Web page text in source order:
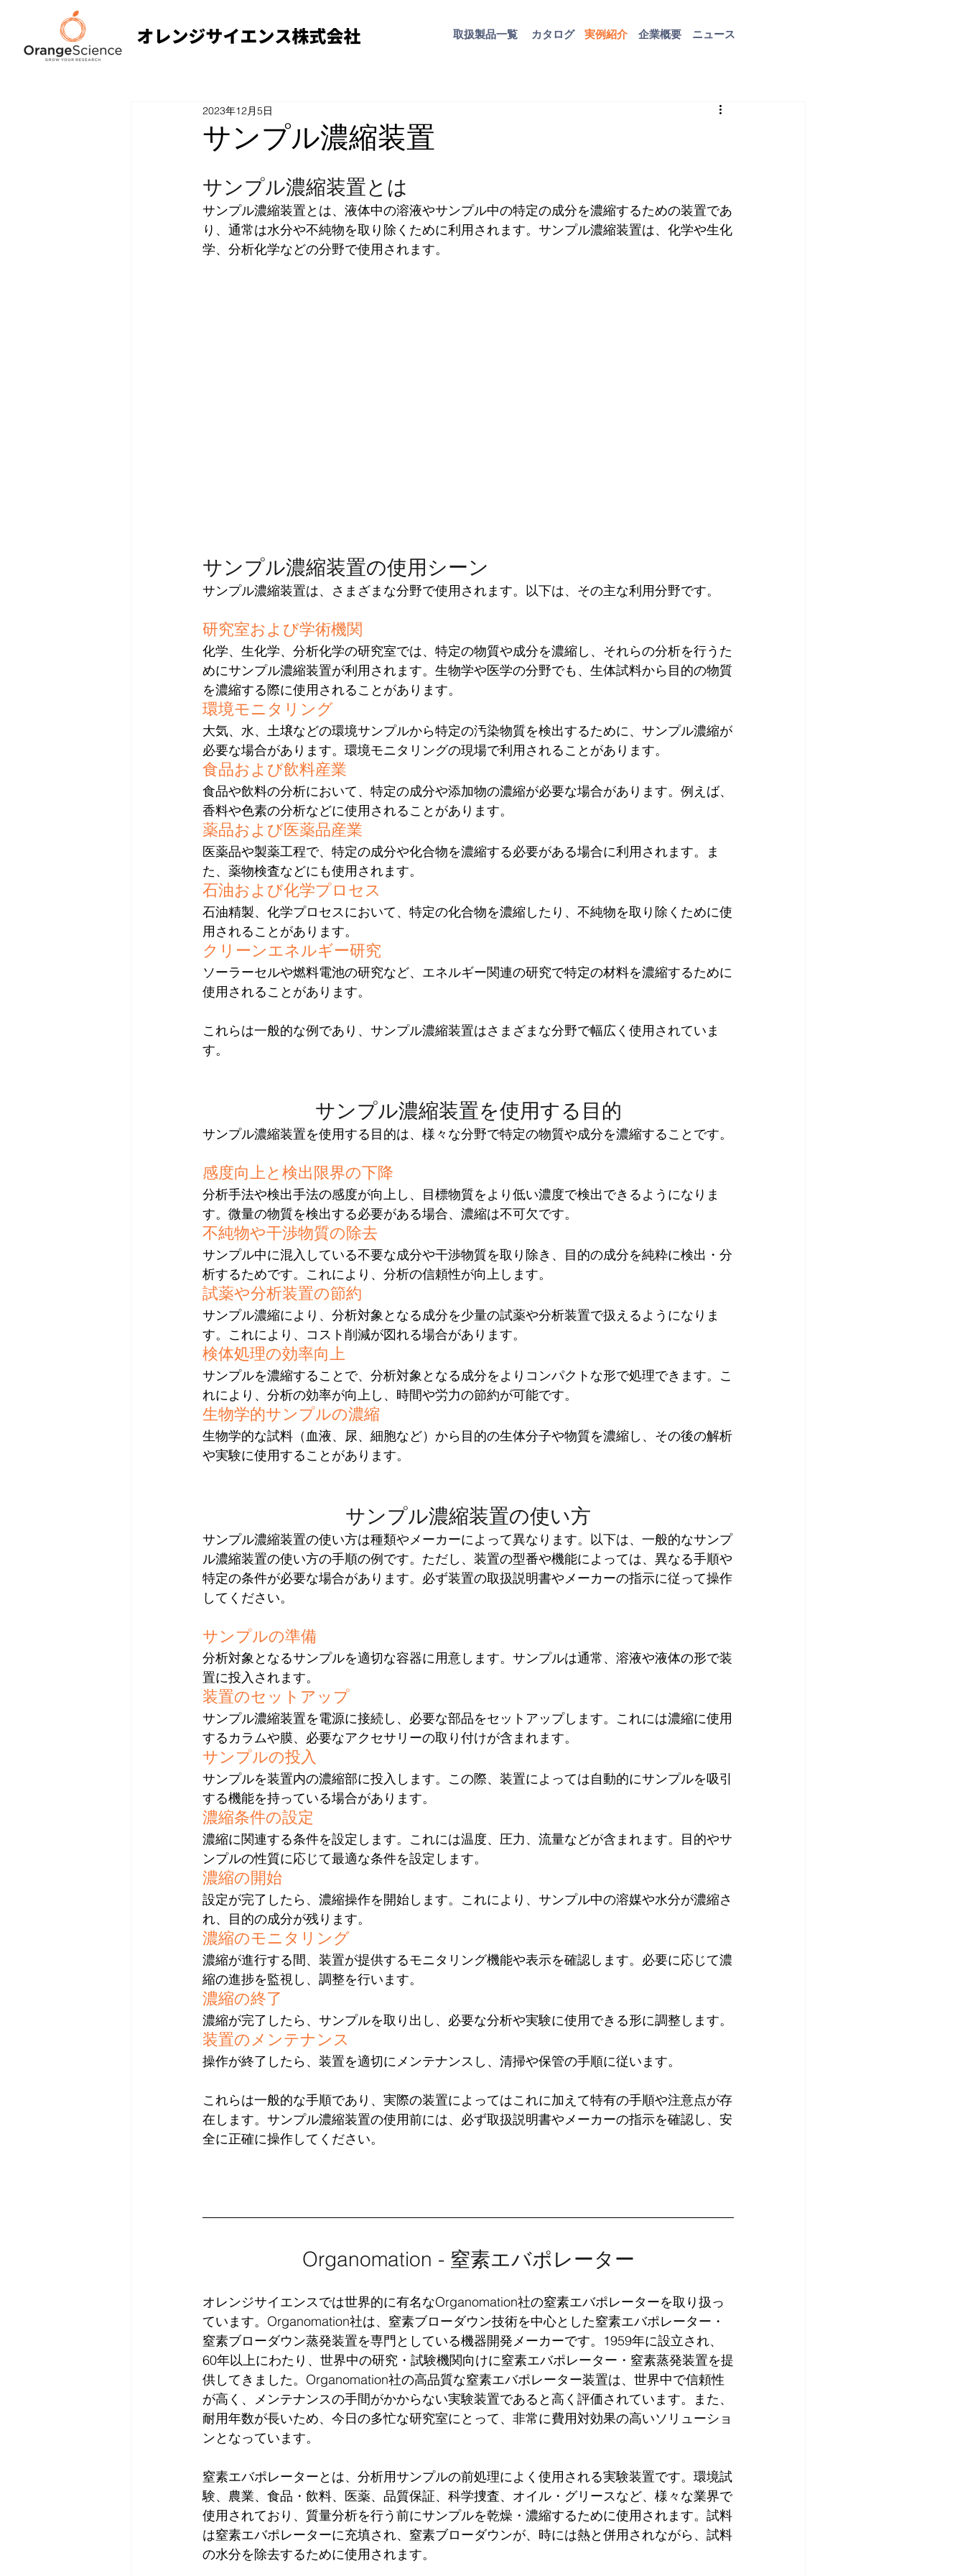
取扱​製品一覧 ​実例紹介
カタログ 企業概要 ニュース
サンプル濃縮装置
2023年12月5日
サンプル濃縮装置とは
サンプル濃縮装置とは、液体中の溶液やサンプル中の特定の成分を濃縮するための装置であ
り、通常は水分や不純物を取り除くために利用されます。サンプル濃縮装置は、化学や生化
学、分析化学などの分野で使用されます。
サンプル濃縮装置の使用シーン
サンプル濃縮装置は、さまざまな分野で使用されます。以下は、その主な利用分野です。
研究室および学術機関
化学、生化学、分析化学の研究室では、特定の物質や成分を濃縮し、それらの分析を行うた
めにサンプル濃縮装置が利用されます。生物学や医学の分野でも、生体試料から目的の物質
を濃縮する際に使用されることがあります。
環境モニタリング
大気、水、土壌などの環境サンプルから特定の汚染物質を検出するために、サンプル濃縮が
必要な場合があります。環境モニタリングの現場で利用されることがあります。
食品および飲料産業
食品や飲料の分析において、特定の成分や添加物の濃縮が必要な場合があります。例えば、
香料や色素の分析などに使用されることがあります。
薬品および医薬品産業
医薬品や製薬工程で、特定の成分や化合物を濃縮する必要がある場合に利用されます。ま
た、薬物検査などにも使用されます。
石油および化学プロセス
石油精製、化学プロセスにおいて、特定の化合物を濃縮したり、不純物を取り除くために使
用されることがあります。
クリーンエネルギー研究
ソーラーセルや燃料電池の研究など、エネルギー関連の研究で特定の材料を濃縮するために
使用されることがあります。
これらは一般的な例であり、サンプル濃縮装置はさまざまな分野で幅広く使用されていま
す。
サンプル濃縮装置を使用する目的
サンプル濃縮装置を使用する目的は、様々な分野で特定の物質や成分を濃縮することです。
感度向上と検出限界の下降
分析手法や検出手法の感度が向上し、目標物質をより低い濃度で検出できるようになりま
す。微量の物質を検出する必要がある場合、濃縮は不可欠です。
不純物や干渉物質の除去
サンプル中に混入している不要な成分や干渉物質を取り除き、目的の成分を純粋に検出・分
析するためです。これにより、分析の信頼性が向上します。
試薬や分析装置の節約
サンプル濃縮により、分析対象となる成分を少量の試薬や分析装置で扱えるようになりま
す。これにより、コスト削減が図れる場合があります。
検体処理の効率向上
サンプルを濃縮することで、分析対象となる成分をよりコンパクトな形で処理できます。こ
れにより、分析の効率が向上し、時間や労力の節約が可能です。
生物学的サンプルの濃縮
生物学的な試料（血液、尿、細胞など）から目的の生体分子や物質を濃縮し、その後の解析
や実験に使用することがあります。
サンプル濃縮装置の使い方
サンプル濃縮装置の使い方は種類やメーカーによって異なります。以下は、一般的なサンプ
ル濃縮装置の使い方の手順の例です。ただし、装置の型番や機能によっては、異なる手順や
特定の条件が必要な場合があります。必ず装置の取扱説明書やメーカーの指示に従って操作
してください。
サンプルの準備
分析対象となるサンプルを適切な容器に用意します。サンプルは通常、溶液や液体の形で装
置に投入されます。
装置のセットアップ
サンプル濃縮装置を電源に接続し、必要な部品をセットアップします。これには濃縮に使用
するカラムや膜、必要なアクセサリーの取り付けが含まれます。
サンプルの投入
サンプルを装置内の濃縮部に投入します。この際、装置によっては自動的にサンプルを吸引
する機能を持っている場合があります。
濃縮条件の設定
濃縮に関連する条件を設定します。これには温度、圧力、流量などが含まれます。目的やサ
ンプルの性質に応じて最適な条件を設定します。
濃縮の開始
設定が完了したら、濃縮操作を開始します。これにより、サンプル中の溶媒や水分が濃縮さ
れ、目的の成分が残ります。
濃縮のモニタリング
濃縮が進行する間、装置が提供するモニタリング機能や表示を確認します。必要に応じて濃
縮の進捗を監視し、調整を行います。
濃縮の終了
濃縮が完了したら、サンプルを取り出し、必要な分析や実験に使用できる形に調整します。
装置のメンテナンス
操作が終了したら、装置を適切にメンテナンスし、清掃や保管の手順に従います。
これらは一般的な手順であり、実際の装置によってはこれに加えて特有の手順や注意点が存
在します。サンプル濃縮装置の使用前には、必ず取扱説明書やメーカーの指示を確認し、安
全に正確に操作してください。
Organomation - 窒素エバポレーター
オレンジサイエンスでは世界的に有名なOrganomation社の窒素エバポレーターを取り扱っ
ています。Organomation社は、窒素ブローダウン技術を中心とした窒素エバポレーター・
窒素ブローダウン蒸発装置を専門としている機器開発メーカーです。1959年に設立され、
60年以上にわたり、世界中の研究・試験機関向けに窒素エバポレーター・窒素蒸発装置を提
供してきました。Organomation社の高品質な窒素エバポレーター装置は、世界中で信頼性
が高く、メンテナンスの手間がかからない実験装置であると高く評価されています。また、
耐用年数が長いため、今日の多忙な研究室にとって、非常に費用対効果の高いソリューショ
ンとなっています。
窒素エバポレーターとは、分析用サンプルの前処理によく使用される実験装置です。環境試
験、農業、食品・飲料、医薬、品質保証、科学捜査、オイル・グリースなど、様々な業界で
使用されており、質量分析を行う前にサンプルを乾燥・濃縮するために使用されます。試料
は窒素エバポレーターに充填され、窒素ブローダウンが、時には熱と併用されながら、試料
の水分を除去するために使用されます。